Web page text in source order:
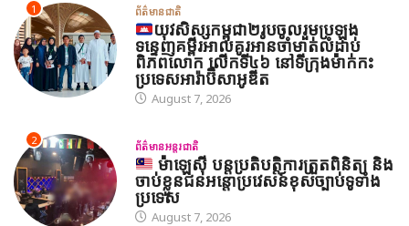
1 ព័ត៌មានជាតិ
យុវសិស្សកម្ពុជា២រូបចូលរួមប្រឡង
ទន្ទេញគម្ពីរអាល់គូរអានចាំមាត់លំដាប់
ពិភពលោក លើកទី៤៦ នៅទីក្រុងម៉ាក់កះ
ប្រទេសអារ៉ាប៊ីសាអូឌីត
August 7, 2026
2 ព័ត៌មានអន្តរជាតិ
ម៉ាឡេស៊ី បន្តប្រតិបត្តិការត្រួតពិនិត្យ និង
ចាប់ខ្លួនជនអន្តោប្រវេសន៍ខុសច្បាប់ទូទាំង
ប្រទេស
August 7, 2026